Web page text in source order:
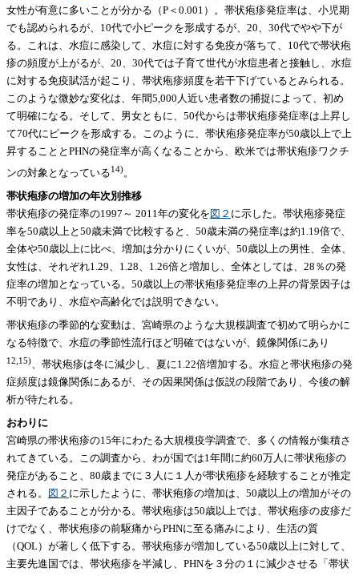
女性が有意に多いことが分かる（P＜0.001）。帯状疱疹発症率は、小児期
でも認められるが、10代で小ピークを形成するが、20、30代でやや下が
る。これは、水痘に感染して、水痘に対する免疫が落ちて、10代で帯状疱
疹の頻度が上がるが、20、30代では子育て世代が水痘患者と接触し、水痘
に対する免疫賦活が起こり、帯状疱疹頻度を若干下げているとみられる。
このような微妙な変化は、年間5,000人近い患者数の捕捉によって、初め
て明確になる。そして、男女ともに、50代からは帯状疱疹発症率は上昇し
て70代にピークを形成する。このように、帯状疱疹発症率が50歳以上で上
昇することとPHNの発症率が高くなることから、欧米では帯状疱疹ワクチ
ンの対象となっている14)。
帯状疱疹の増加の年次別推移
帯状疱疹の発症率の1997～ 2011年の変化を 図２ に示した。帯状疱疹発症
率を50歳以上と50歳未満で比較すると、50歳未満の発症率は約1.19倍で、
全体や50歳以上に比べ、増加は分かりにくいが、50歳以上の男性、全体、
女性は、それぞれ1.29、1.28、1.26倍と増加し、全体としては、28％の発
症率の増加となっている。50歳以上の帯状疱疹発症率の上昇の背景因子は
不明であり、水痘や高齢化では説明できない。
帯状疱疹の季節的な変動は、宮崎県のような大規模調査で初めて明らかに
なる特徴で、水痘の季節性流行ほど明確ではないが、鏡像関係にあり
12,15)、帯状疱疹は冬に減少し、夏に1.22倍増加する。水痘と帯状疱疹の発
症頻度は鏡像関係にあるが、その因果関係は仮説の段階であり、今後の解
析が待たれる。
おわりに
宮崎県の帯状疱疹の15年にわたる大規模疫学調査で、多くの情報が集積さ
れてきている。この調査から、わが国では1年間に約60万人に帯状疱疹の
発症があること、80歳までに３人に１人が帯状疱疹を経験することが推定
される。
図２ に示したように、帯状疱疹の増加は、50歳以上の増加がその
主因子であることが分かる。帯状疱疹は50歳以上では、帯状疱疹の皮疹だ
けでなく、帯状疱疹の前駆痛からPHNに至る痛みにより、生活の質
（QOL）が著しく低下する。帯状疱疹が増加している50歳以上に対して、
主要先進国では、帯状疱疹を半減し、PHNを３分の１に減少させる「帯状